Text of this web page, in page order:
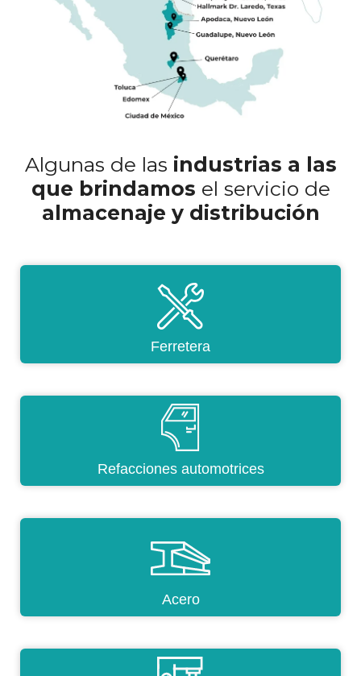
Algunas de las industrias a las
que brindamos el servicio de
almacenaje y distribución
Ferretera
Refacciones automotrices
Acero